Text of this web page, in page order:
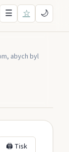
☰ ☆ 🌙
abych byl
🖨 Tisk